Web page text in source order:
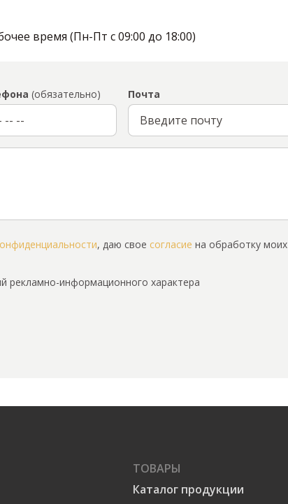
время (Пн-Пт с 09:00 до 18:00)
(обязательно) Почта
, даю свое согласие на обработку моих
рекламно-информационного характера
ТОВАРЫ
Каталог продукции